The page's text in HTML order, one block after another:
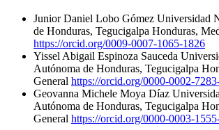
Junior Daniel Lobo Gómez Universidad
de Honduras, Tegucigalpa Honduras,
https://orcid.org/0009-0007-1065-1826
Yissel Abigail Espinoza Sauceda
Autónoma de Honduras, Tegucigalpa
General https://orcid.org/0000-0002-
Geovanna Michele Moya Díaz
Autónoma de Honduras, Tegucigalpa
General https://orcid.org/0000-0003-